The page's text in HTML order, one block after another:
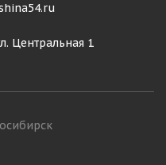
Центральная 1